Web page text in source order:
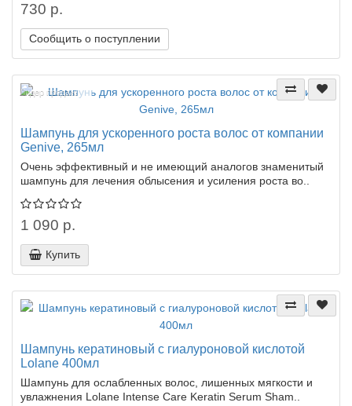
730 р.
Сообщить о поступлении
Лидер продаж!
Шампунь для ускоренного роста волос от компании
Genive, 265мл
Очень эффективный и не имеющий аналогов знаменитый
шампунь для лечения облысения и усиления роста во..
1 090 р.
Купить
Шампунь кератиновый с гиалуроновой кислотой
Lolane 400мл
Шампунь для ослабленных волос, лишенных мягкости и
увлажнения Lolane Intense Care Keratin Serum Sham..